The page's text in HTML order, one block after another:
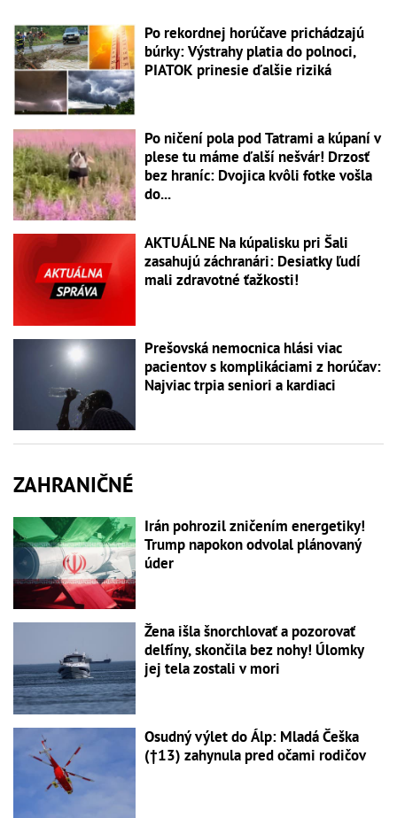
Po rekordnej horúčave prichádzajú
búrky: Výstrahy platia do polnoci,
PIATOK prinesie ďalšie riziká
Po ničení pola pod Tatrami a kúpaní v
plese tu máme ďalší nešvár! Drzosť
bez hraníc: Dvojica kvôli fotke vošla
do...
AKTUÁLNE Na kúpalisku pri Šali
zasahujú záchranári: Desiatky ľudí
mali zdravotné ťažkosti!
Prešovská nemocnica hlási viac
pacientov s komplikáciami z horúčav:
Najviac trpia seniori a kardiaci
ZAHRANIČNÉ
Irán pohrozil zničením energetiky!
Trump napokon odvolal plánovaný
úder
Žena išla šnorchlovať a pozorovať
delfíny, skončila bez nohy! Úlomky
jej tela zostali v mori
Osudný výlet do Álp: Mladá Češka
(†13) zahynula pred očami rodičov